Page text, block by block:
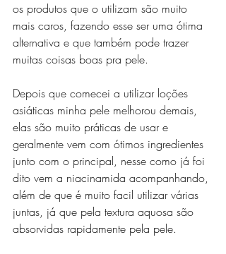
os produtos que o utilizam são muito
mais caros, fazendo esse ser uma ótima
alternativa e que também pode trazer
muitas coisas boas pra pele.
Depois que comecei a utilizar loções
asiáticas minha pele melhorou demais,
elas são muito práticas de usar e
geralmente vem com ótimos ingredientes
junto com o principal, nesse como já foi
dito vem a niacinamida acompanhando,
além de que é muito facil utilizar várias
juntas, já que pela textura aquosa são
absorvidas rapidamente pela pele.